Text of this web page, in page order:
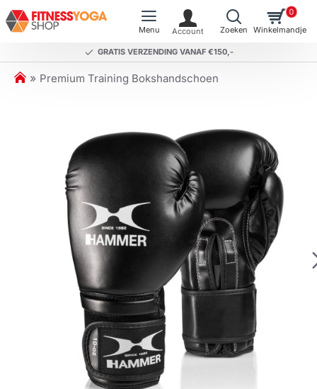
GRATIS VERZENDING VANAF €150,-
0
h
Premium Training Bokshandschoen